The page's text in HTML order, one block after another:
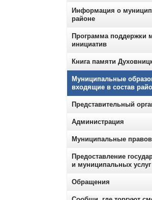
Информация о
районе
Программа поддержки
инициатив
Книга памяти
Муниципальные
входящие в состав
Представительный
Администрация
Муниципальные
Предоставление
и муниципальных услуг
Обращения